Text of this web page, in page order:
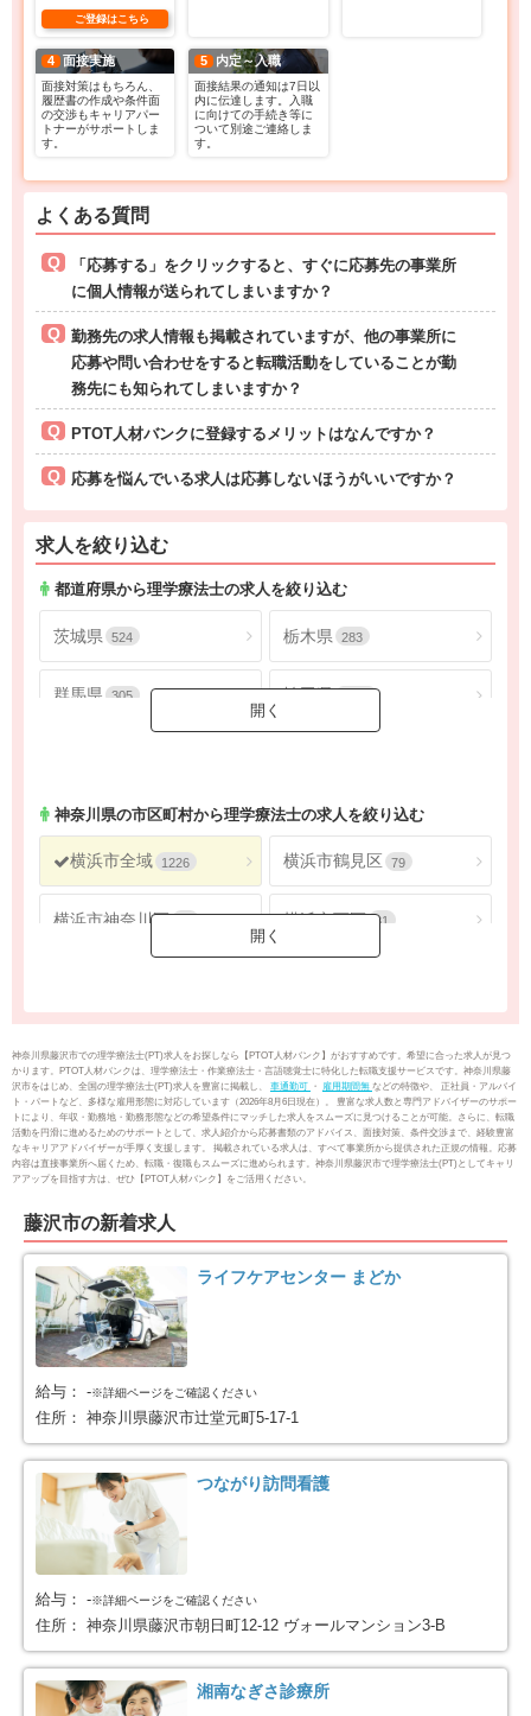
ご登録はこちら
4 面接実施
面接対策はもちろん、
履歴書の作成や条件面
の交渉もキャリアパー
トナーがサポートしま
す。
5 内定～入職
面接結果の通知は7日以
内に伝達します。入職
に向けての手続き等に
ついて別途ご連絡しま
す。
よくある質問
「応募する」をクリックすると、すぐに応募先の事業所
に個人情報が送られてしまいますか？
勤務先の求人情報も掲載されていますが、他の事業所に
応募や問い合わせをすると転職活動をしていることが勤
務先にも知られてしまいますか？
PTOT人材バンクに登録するメリットはなんですか？
応募を悩んでいる求人は応募しないほうがいいですか？
求人を絞り込む
都道府県から理学療法士の求人を絞り込む
茨城県 524 栃木県 283
群馬県 305 埼玉県
神奈川県 2688
神奈川県の市区町村から理学療法士の求人を絞り込む
横浜市全域 1226 横浜市鶴見区 79
横浜市神奈川区 横浜市西区 31
横浜市金沢区 51 横浜市港北区 125
横浜市戸塚区 100 横浜市港南区 88
横浜市旭区 104
横浜市瀬谷区 横浜市栄区 25
横浜市泉区 54
横浜市都筑区 79
川崎市川崎区 66 川崎市幸区 61
川崎市中原区 71
川崎市多摩区
川崎市麻生区 50 相模原市全域 188
相模原市緑区 27 相模原市中央区
神奈川県藤沢市での理学療法士(PT)求人をお探しなら【PTOT人材バンク】がおすすめです。希望に合った求人が見つ
かります。PTOT人材バンクは、理学療法士・作業療法士・言語聴覚士に特化した転職支援サービスです。神奈川県藤
沢市をはじめ、全国の理学療法士(PT)求人を豊富に掲載し、 車通勤可 ・ 雇用期間無 などの特徴や、 正社員・アルバイ
ト・パートなど、多様な雇用形態に対応しています（2026年8月6日現在）。 豊富な求人数と専門アドバイザーのサポー
トにより、年収・勤務地・勤務形態などの希望条件にマッチした求人をスムーズに見つけることが可能。さらに、転職
活動を円滑に進めるためのサポートとして、求人紹介から応募書類のアドバイス、面接対策、条件交渉まで、経験豊富
なキャリアアドバイザーが手厚く支援します。 掲載されている求人は、すべて事業所から提供された正規の情報。応募
内容は直接事業所へ届くため、転職・復職もスムーズに進められます。神奈川県藤沢市で理学療法士(PT)としてキャリ
アアップを目指す方は、ぜひ【PTOT人材バンク】をご活用ください。
藤沢市の新着求人
ライフケアセンター まどか
給与： -※詳細ページをご確認ください
住所： 神奈川県藤沢市辻堂元町5-17-1
つながり訪問看護
給与： -※詳細ページをご確認ください
住所： 神奈川県藤沢市朝日町12-12 ヴォールマンション3-B
湘南なぎさ診療所